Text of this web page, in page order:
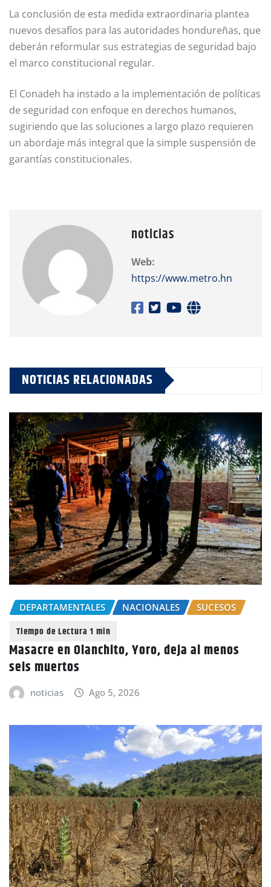
La conclusión de esta medida extraordinaria plantea
nuevos desafíos para las autoridades hondureñas, que
deberán reformular sus estrategias de seguridad bajo
el marco constitucional regular.
El Conadeh ha instado a la implementación de políticas
de seguridad con enfoque en derechos humanos,
sugiriendo que las soluciones a largo plazo requieren
un abordaje más integral que la simple suspensión de
garantías constitucionales.
noticias
Web:
https://www.metro.hn
NOTICIAS RELACIONADAS
DEPARTAMENTALES NACIONALES SUCESOS
Masacre en Olanchito, Yoro, deja al menos
seis muertos
noticias Ago 5, 2026